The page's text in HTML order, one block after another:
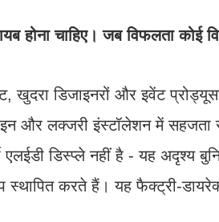
होना चाहिए। जब विफलता कोई
खुदरा डिजाइनरों और इवेंट
और लक्जरी इंस्टॉलेशन में सहजता
डिस्प्ले नहीं है - यह अदृश्य
करते हैं। यह फैक्ट्री-